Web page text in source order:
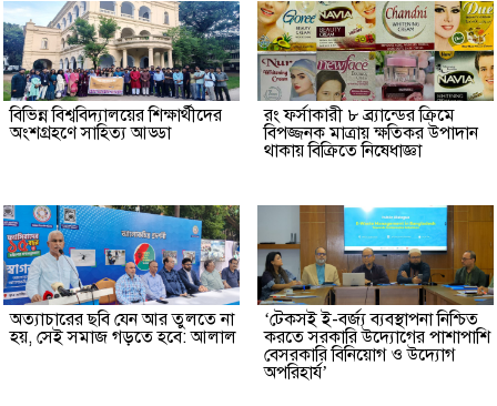
বিভিন্ন বিশ্ববিদ্যালয়ের শিক্ষার্থীদের
অংশগ্রহণে সাহিত্য আড্ডা
রং ফর্সাকারী ৮ ব্র্যান্ডের ক্রিমে
বিপজ্জনক মাত্রায় ক্ষতিকর উপাদান
থাকায় বিক্রিতে নিষেধাজ্ঞা
অত্যাচারের ছবি যেন আর তুলতে না
হয়, সেই সমাজ গড়তে হবে: আলাল
‘টেকসই ই-বর্জ্য ব্যবস্থাপনা নিশ্চিত
করতে সরকারি উদ্যোগের পাশাপাশি
বেসরকারি বিনিয়োগ ও উদ্যোগ
অপরিহার্য’